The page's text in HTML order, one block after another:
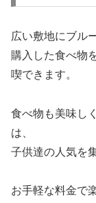
広い敷地にブル
購入した食べ物
喫できます。
食べ物も美味し
は、
子供達の人気を
お手軽な料金で